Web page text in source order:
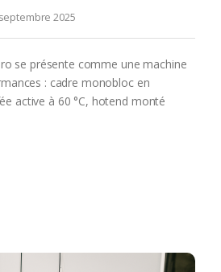
2025
se présente comme une machine
: cadre monobloc en
active à 60 °C, hotend monté